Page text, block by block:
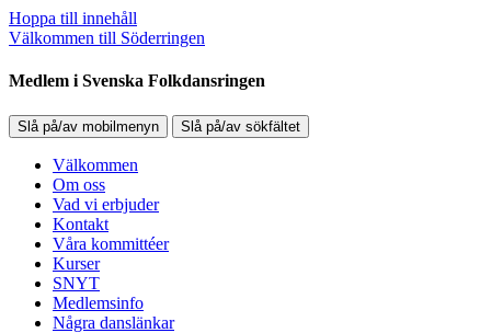
Hoppa till innehåll
Välkommen till Söderringen
Medlem i Svenska Folkdansringen
Slå på/av mobilmenyn Slå på/av sökfältet
Välkommen
Om oss
Vad vi erbjuder
Kontakt
Våra kommittéer
Kurser
SNYT
Medlemsinfo
Några danslänkar